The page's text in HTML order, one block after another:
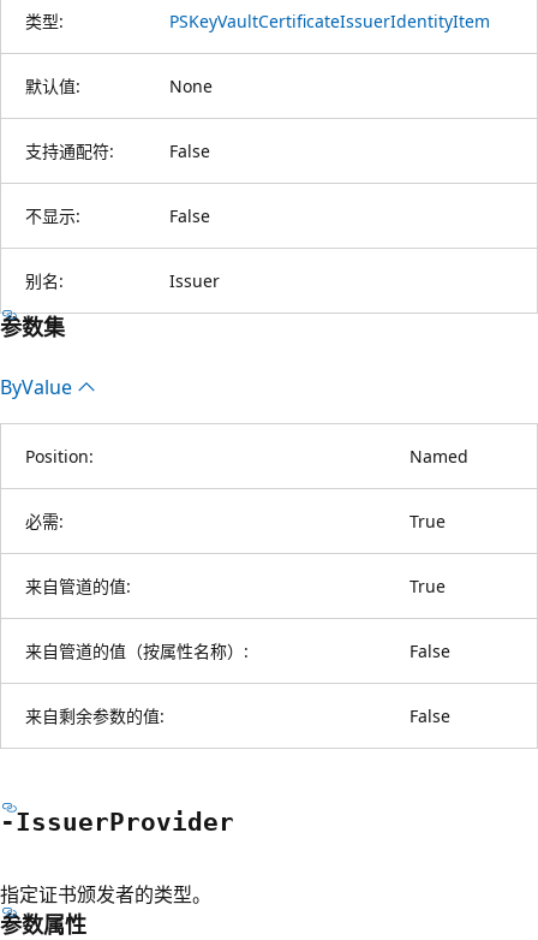
类型: PSKeyVaultCertificateIssuerIdentityItem
默认值: None
支持通配符: False
不显示: False
别名: Issuer
参数集
ByValue
Position: Named
必需: True
来自管道的值: True
来自管道的值（按属性名称）: False
来自剩余参数的值: False
-IssuerProvider
指定证书颁发者的类型。
参数属性